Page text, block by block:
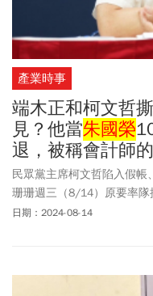
產業時事
端木正和柯文哲
見？他當朱國榮
退，被稱會計師
民眾黨主席柯文哲陷入假
珊珊週三（8/14）原要率
前往位於台玻大樓的木可公
者周軒在臉書上指出，端
日期：2024-08-14